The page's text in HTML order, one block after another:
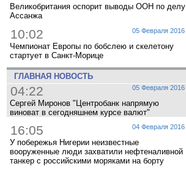
Великобритания оспорит выводы ООН по делу
Ассанжа
05 Февраля 2016
10:02
Чемпионат Европы по бобслею и скелетону
стартует в Санкт-Морице
ГЛАВНАЯ НОВОСТЬ
05 Февраля 2016
04:22
Сергей Миронов "Центробанк напрямую
виноват в сегодняшнем курсе валют"
04 Февраля 2016
16:05
У побережья Нигерии неизвестные
вооруженные люди захватили нефтеналивной
танкер с российскими моряками на борту